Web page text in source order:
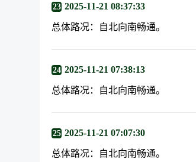
23 2025-11-21 08:37:33
总体路况：自北向南畅通。
24 2025-11-21 07:38:13
总体路况：自北向南畅通。
25 2025-11-21 07:07:30
总体路况：自北向南畅通。